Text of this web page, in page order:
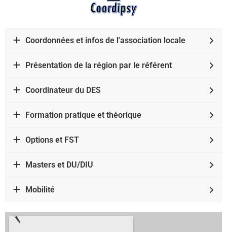
Coordonnées et infos de l'association locale
Présentation de la région par le référent
Coordinateur du DES
Formation pratique et théorique
Options et FST
Masters et DU/DIU
Mobilité